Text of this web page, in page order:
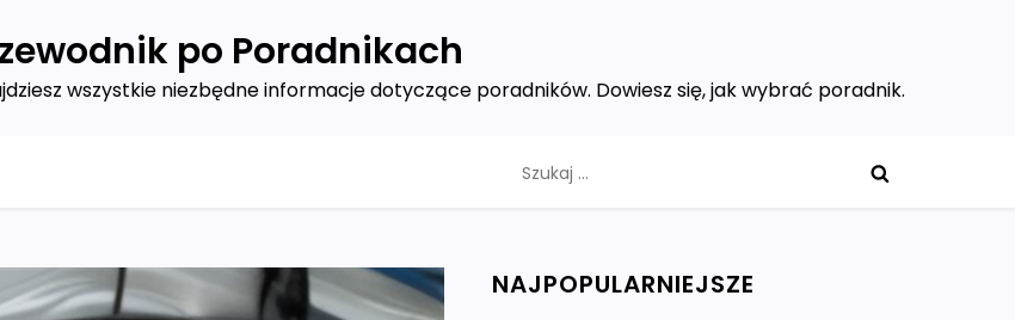
po Poradnikach
wszystkie niezbędne informacje dotyczące poradników. Dowiesz się, jak wybrać poradnik.
NAJPOPULARNIEJSZE